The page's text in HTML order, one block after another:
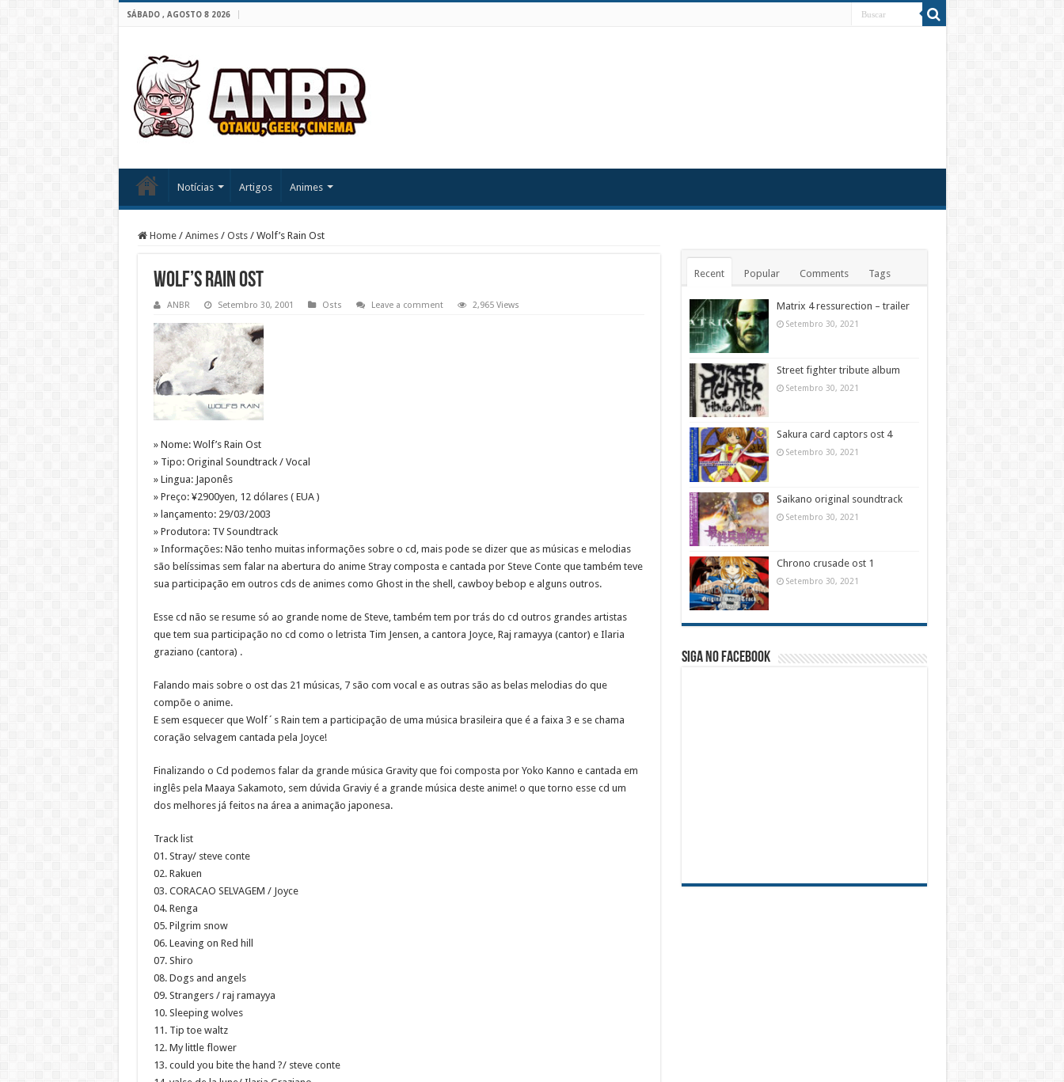
SÁBADO , AGOSTO 8 2026
Notícias Artigos Animes
Home / Animes / Osts / Wolf’s Rain Ost
Wolf’s Rain Ost
ANBR Setembro 30, 2001 Osts Leave a comment 2,965 Views
» Nome: Wolf’s Rain Ost
» Tipo: Original Soundtrack / Vocal
» Lingua: Japonês
» Preço: ¥2900yen, 12 dólares ( EUA )
» lançamento: 29/03/2003
» Produtora: TV Soundtrack
» Informações: Não tenho muitas informações sobre o cd, mais pode se dizer que as músicas e melodias
são belíssimas sem falar na abertura do anime Stray composta e cantada por Steve Conte que também teve
sua participação em outros cds de animes como Ghost in the shell, cawboy bebop e alguns outros.
Esse cd não se resume só ao grande nome de Steve, também tem por trás do cd outros grandes artistas
que tem sua participação no cd como o letrista Tim Jensen, a cantora Joyce, Raj ramayya (cantor) e Ilaria
graziano (cantora) .
Falando mais sobre o ost das 21 músicas, 7 são com vocal e as outras são as belas melodias do que
compõe o anime.
E sem esquecer que Wolf´s Rain tem a participação de uma música brasileira que é a faixa 3 e se chama
coração selvagem cantada pela Joyce!
Finalizando o Cd podemos falar da grande música Gravity que foi composta por Yoko Kanno e cantada em
inglês pela Maaya Sakamoto, sem dúvida Graviy é a grande música deste anime! o que torno esse cd um
dos melhores já feitos na área a animação japonesa.
Track list
01. Stray/ steve conte
02. Rakuen
03. CORACAO SELVAGEM / Joyce
04. Renga
05. Pilgrim snow
06. Leaving on Red hill
07. Shiro
08. Dogs and angels
09. Strangers / raj ramayya
10. Sleeping wolves
11. Tip toe waltz
12. My little flower
13. could you bite the hand ?/ steve conte
Recent Popular Comments Tags
Matrix 4 ressurection – trailer
Setembro 30, 2021
Street fighter tribute album
Setembro 30, 2021
Sakura card captors ost 4
Setembro 30, 2021
Saikano original soundtrack
Setembro 30, 2021
Chrono crusade ost 1
Setembro 30, 2021
Siga no facebook